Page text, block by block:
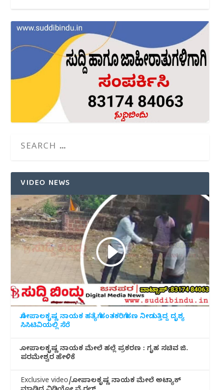
VIDEO NEWS
ಗೋಪಾಲಕೃಷ್ಣ ನಾಯಕ ಹತ್ಯೆಗೆ ಹಂತಕರಿಗೆ ಹಣ ನೀಡುತ್ತಿದ್ದ ದೃಶ್ಯ
ಸಿಸಿಟಿವಿಯಲ್ಲಿ ಸೆರೆ
ಗೋಪಾಲಕೃಷ್ಣ ನಾಯಕ ಮೇಲೆ ಹಲ್ಲೆ ಪ್ರಕರಣ : ಗೃಹ ಸಚಿವ ಜಿ.
ಪರಮೇಶ್ವರ ಹೇಳಿಕೆ
Exclusive video/ಗೋಪಾಲಕೃಷ್ಣ ನಾಯಕ ಮೇಲೆ ಅಟ್ಯಾಕ್